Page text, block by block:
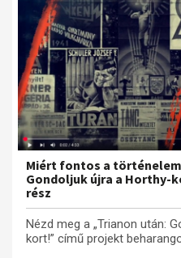
Miért fontos a
Gondoljuk újra a Horthy-
rész
Nézd meg a „Trianon után:
kort!” című projekt